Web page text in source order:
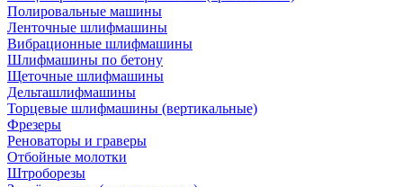
Полировальные машины
Ленточные шлифмашины
Вибрационные шлифмашины
Шлифмашины по бетону
Щеточные шлифмашины
Дельташлифмашины
Торцевые шлифмашины (вертикальные)
Фрезеры
Реноваторы и граверы
Отбойные молотки
Штроборезы